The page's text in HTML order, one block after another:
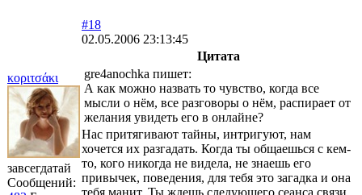
κoριτσάκι
завсегдатай
Сообщений:
#18
02.05.2006 23:13:45
Цитата
gre4anochka пишет:
А как можно назвать то чувство, когда все
мысли о нём, все разговоры о нём, распирает от
желания увидеть его в онлайне?
Нас притягивают тайны, интригуют, нам
хочется их разгадать. Когда ты общаешься с кем-
то, кого никогда не видела, не знаешь его
привычек, поведения, для тебя это загадка и она
тебя манит. Ты ждешь следующего сеанса связи,